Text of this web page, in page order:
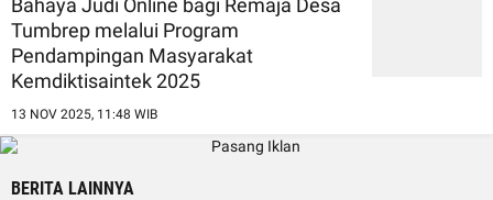
Tumbrep melalui Program
Pendampingan Masyarakat
Kemdiktisaintek 2025
13 NOV 2025, 11:48 WIB
BERITA LAINNYA